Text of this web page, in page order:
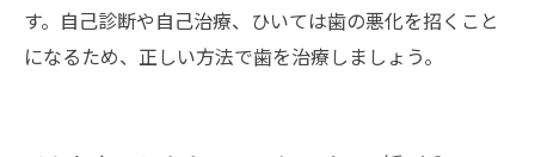
す。自己診断や自己治療、ひいては歯の悪化を招くこと
になるため、正しい方法で歯を治療しましょう。